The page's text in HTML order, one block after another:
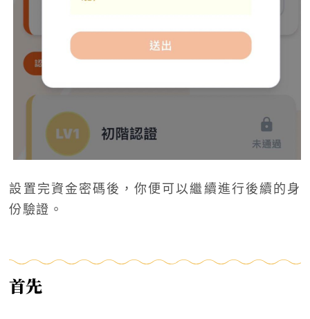
設置完資金密碼後，你便可以繼續進行後續的身
份驗證。
首先